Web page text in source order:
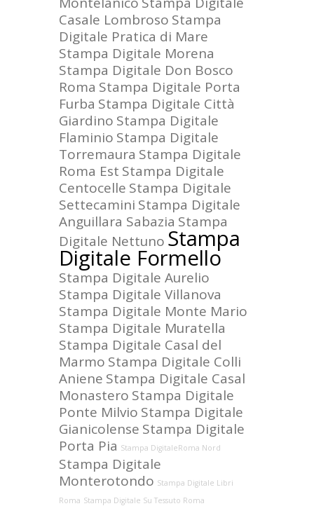
Casale Lombroso Stampa
Digitale Pratica di Mare
Stampa Digitale Morena
Stampa Digitale Don Bosco
Roma Stampa Digitale Porta
Furba Stampa Digitale Città
Giardino Stampa Digitale
Flaminio Stampa Digitale
Torremaura Stampa Digitale
Roma Est Stampa Digitale
Centocelle Stampa Digitale
Settecamini Stampa Digitale
Anguillara Sabazia Stampa
Digitale Nettuno Stampa
Digitale Formello
Stampa Digitale Aurelio
Stampa Digitale Villanova
Stampa Digitale Monte Mario
Stampa Digitale Muratella
Stampa Digitale Casal del
Marmo Stampa Digitale Colli
Aniene Stampa Digitale Casal
Monastero Stampa Digitale
Ponte Milvio Stampa Digitale
Gianicolense Stampa Digitale
Porta Pia Stampa DigitaleRoma Nord
Stampa Digitale
Monterotondo Stampa Digitale Libri
Roma Stampa Digitale Su Tessuto Roma